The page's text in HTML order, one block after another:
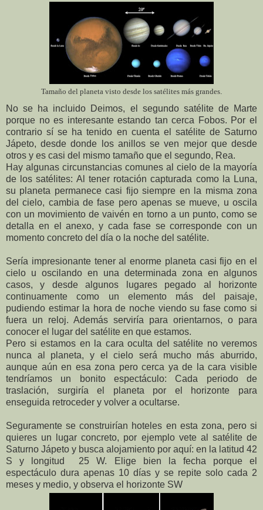
Tamaño del planeta visto desde los satélites más grandes.
No se ha incluido Deimos, el segundo satélite de Marte
porque no es interesante estando tan cerca Fobos. Por el
contrario sí se ha tenido en cuenta el satélite de Saturno
Jápeto, desde donde los anillos se ven mejor que desde
otros y es casi del mismo tamaño que el segundo, Rea.
Hay algunas circunstancias comunes al cielo de la mayoría
de los satélites: Al tener rotación capturada como la Luna,
su planeta permanece casi fijo siempre en la misma zona
del cielo, cambia de fase pero apenas se mueve, u oscila
con un movimiento de vaivén en torno a un punto, como se
detalla en el anexo, y cada fase se corresponde con un
momento concreto del día o la noche del satélite.
Sería impresionante tener al enorme planeta casi fijo en el
cielo u oscilando en una determinada zona en algunos
casos, y desde algunos lugares pegado al horizonte
continuamente como un elemento más del paisaje,
pudiendo estimar la hora de noche viendo su fase como si
fuera un reloj. Además serviría para orientarnos, o para
conocer el lugar del satélite en que estamos.
Pero si estamos en la cara oculta del satélite no veremos
nunca al planeta, y el cielo será mucho más aburrido,
aunque aún en esa zona pero cerca ya de la cara visible
tendríamos un bonito espectáculo: Cada periodo de
traslación, surgiría el planeta por el horizonte para
enseguida retroceder y volver a ocultarse.
Seguramente se construirían hoteles en esta zona, pero si
quieres un lugar concreto, por ejemplo vete al satélite de
Saturno Jápeto y busca alojamiento por aquí: en la latitud 42
S y longitud 25 W. Elige bien la fecha porque el
espectáculo dura apenas 10 días y se repite solo cada 2
meses y medio, y observa el horizonte SW